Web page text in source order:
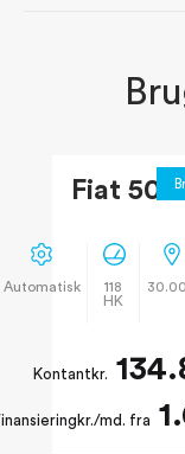
Fiat
Automatisk
118
HK
Kontant kr.
kr./md. fra